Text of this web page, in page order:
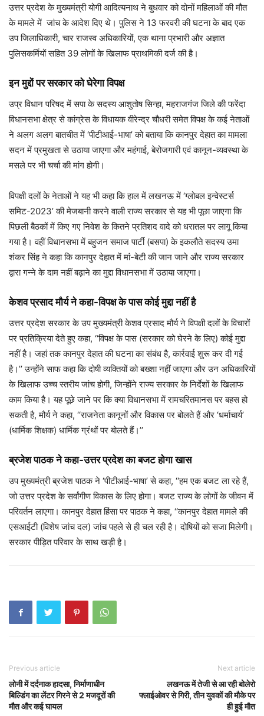
उत्तर प्रदेश के मुख्यमंत्री योगी आदित्यनाथ ने बुधवार को दोनों महिलाओं की मौत
के मामले में जांच के आदेश दिए थे। पुलिस ने 13 फरवरी की घटना के बाद एक
उप जिलाधिकारी, चार राजस्व अधिकारियों, एक थाना प्रभारी और अज्ञात
पुलिसकर्मियों सहित 39 लोगों के खिलाफ प्राथमिकी दर्ज की है।
इन मुद्दों पर सरकार को घेरेगा विपक्ष
उप्र विधान परिषद में सपा के सदस्य आशुतोष सिन्‍हा, महराजगंज जिले की फरेंदा
विधानसभा क्षेत्र से कांग्रेस के विधायक वीरेन्द्र चौधरी समेत विपक्ष के कई नेताओं
ने अलग अलग बातचीत में ‘पीटीआई-भाषा’ को बताया कि कानपुर देहात का मामला
सदन में प्रमुखता से उठाया जाएगा और महंगाई, बेरोजगारी एवं कानून-व्यवस्था के
मसले पर भी चर्चा की मांग होगी।
विपक्षी दलों के नेताओं ने यह भी कहा कि हाल में लखनऊ में ‘ग्लोबल इन्वेस्टर्स
समिट-2023’ की मेजबानी करने वाली राज्य सरकार से यह भी पूछा जाएगा कि
पिछली बैठकों में किए गए निवेश के कितने प्रतिशद वादे को धरातल पर लागू किया
गया है। वहीं विधानसभा में बहुजन समाज पार्टी (बसपा) के इकलौते सदस्य उमा
शंकर सिंह ने कहा कि कानपुर देहात में मां-बेटी की जान जाने और राज्य सरकार
द्वारा गन्ने के दाम नहीं बढ़ाने का मुद्दा विधानसभा में उठाया जाएगा।
केशव प्रसाद मौर्य ने कहा-विपक्ष के पास कोई मुद्दा नहीं है
उत्तर प्रदेश सरकार के उप मुख्यमंत्री केशव प्रसाद मौर्य ने विपक्षी दलों के विचारों
पर प्रतिक्रिया देते हुए कहा, ‘‘विपक्ष के पास (सरकार को घेरने के लिए) कोई मुद्दा
नहीं है। जहां तक कानपुर देहात की घटना का संबंध है, कार्रवाई शुरू कर दी गई
है।’’ उन्होंने साफ कहा कि दोषी व्यक्तियों को बख्शा नहीं जाएगा और उन अधिकारियों
के खिलाफ उच्च स्तरीय जांच होगी, जिन्होंने राज्य सरकार के निर्देशों के खिलाफ
काम किया है। यह पूछे जाने पर कि क्या विधानसभा में रामचरितमानस पर बहस हो
सकती है, मौर्य ने कहा, ‘‘राजनेता कानूनों और विकास पर बोलते हैं और ‘धर्माचार्य’
(धार्मिक शिक्षक) धार्मिक ग्रंथों पर बोलते हैं।’’
ब्रजेश पाठक ने कहा-उत्तर प्रदेश का बजट होगा खास
उप मुख्यमंत्री ब्रजेश पाठक ने ‘पीटीआई-भाषा’ से कहा, ‘‘हम एक बजट ला रहे हैं,
जो उत्तर प्रदेश के सर्वांगीण विकास के लिए होगा। बजट राज्य के लोगों के जीवन में
परिवर्तन लाएगा। कानपुर देहात हिंसा पर पाठक ने कहा, ‘‘कानपुर देहात मामले की
एसआईटी (विशेष जांच दल) जांच पहले से ही चल रही है। दोषियों को सजा मिलेगी।
सरकार पीड़ित परिवार के साथ खड़ी है।
Previous article
लोनी में दर्दनाक हादसा, निर्माणाधीन
बिल्डिंग का लेंटर गिरने से 2 मजदूरों की
मौत और कई घायल
Next article
लखनऊ में तेजी से आ रही बोलेरो
फ्लाईओवर से गिरी, तीन युवकों की मौके पर
ही हुई मौत